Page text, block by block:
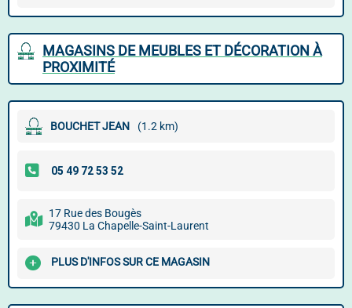
MAGASINS DE MEUBLES ET DÉCORATION À
PROXIMITÉ
BOUCHET JEAN (1.2 km)
17 Rue des Bougès
79430 La Chapelle-Saint-Laurent
PLUS D'INFOS SUR CE MAGASIN